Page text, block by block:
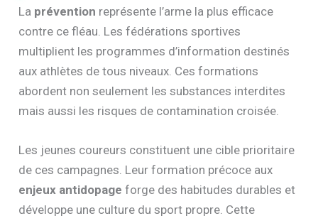
La prévention représente l’arme la plus efficace
contre ce fléau. Les fédérations sportives
multiplient les programmes d’information destinés
aux athlètes de tous niveaux. Ces formations
abordent non seulement les substances interdites
mais aussi les risques de contamination croisée.
Les jeunes coureurs constituent une cible prioritaire
de ces campagnes. Leur formation précoce aux
enjeux antidopage forge des habitudes durables et
développe une culture du sport propre. Cette